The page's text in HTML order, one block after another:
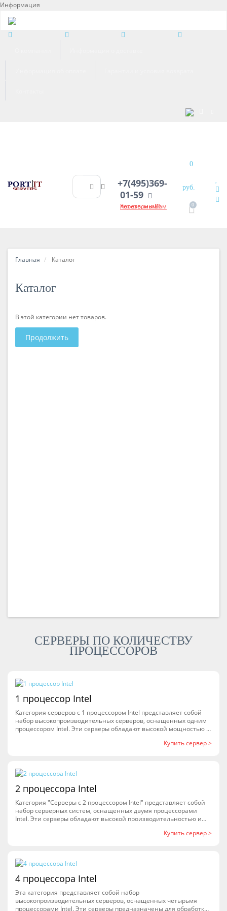
Информация ×
+7(495)369-
01-59
Хотите, мы Вам перезвоним?
0
руб.
0
Главная Каталог
Каталог
В этой категории нет товаров.
Продолжить
СЕРВЕРЫ ПО КОЛИЧЕСТВУ
ПРОЦЕССОРОВ
1 процессор Intel
Категория серверов с 1 процессором Intel представляет собой
набор высокопроизводительных серверов, оснащенных одним
процессором Intel. Эти серверы обладают высокой мощностью и
большие объемы данных и выполнять сложные вычисления.
также в других организациях, где требуется высокая
производительность и надежность серверов. Категория
серверов с 1 процессором Intel предлагает широкий выбор
моделей, которые отличаются по характеристикам и
функциональности, что позволяет выбрать оптимальный
вариант для конкретных задач и потребностей.
Купить сервер >
2 процессора Intel
Категория "Серверы с 2 процессором Intel" представляет собой
набор серверных систем, оснащенных двумя процессорами
Intel. Эти серверы обладают высокой производительностью и
данных и выполнять сложные вычисления. Они идеально
областях, где требуется высокая надежность и
производительность серверных систем. Серверы с 2
процессором Intel могут быть настроены под различные задачи
и требования, и предлагаются в различных конфигурациях и
моделях от ведущих производителей.
Купить сервер >
4 процессора Intel
Эта категория представляет собой набор
высокопроизводительных серверов, оснащенных четырьмя
процессорами Intel. Эти серверы предназначены для обработки